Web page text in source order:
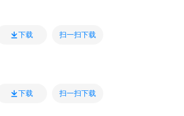
下载 扫一扫下载
下载 扫一扫下载